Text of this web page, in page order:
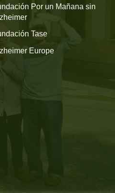
Por un Mañana sin
Tase
Europe